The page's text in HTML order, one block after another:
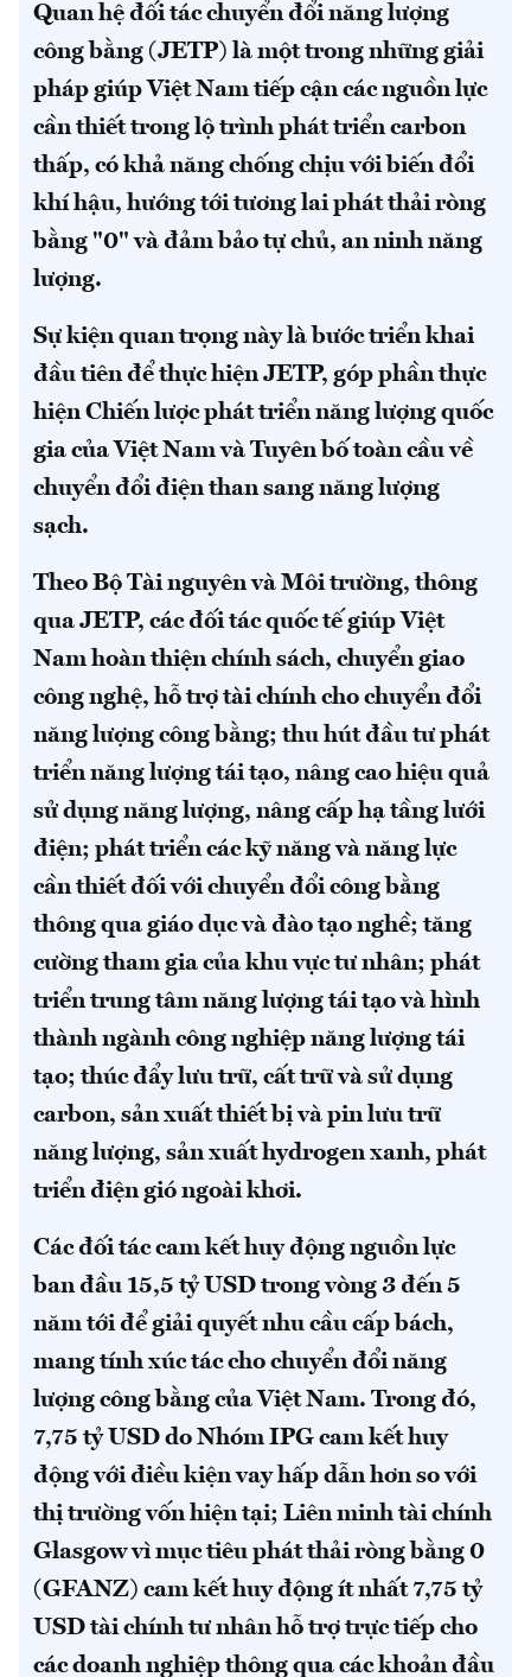
Quan hệ đối tác chuyển đổi năng lượng
công bằng (JETP) là một trong những giải
pháp giúp Việt Nam tiếp cận các nguồn lực
cần thiết trong lộ trình phát triển carbon
thấp, có khả năng chống chịu với biến đổi
khí hậu, hướng tới tương lai phát thải ròng
bằng "0" và đảm bảo tự chủ, an ninh năng
lượng.
Sự kiện quan trọng này là bước triển khai
đầu tiên để thực hiện JETP, góp phần thực
hiện Chiến lược phát triển năng lượng quốc
gia của Việt Nam và Tuyên bố toàn cầu về
chuyển đổi điện than sang năng lượng
sạch.
Theo Bộ Tài nguyên và Môi trường, thông
qua JETP, các đối tác quốc tế giúp Việt
Nam hoàn thiện chính sách, chuyển giao
công nghệ, hỗ trợ tài chính cho chuyển đổi
năng lượng công bằng; thu hút đầu tư phát
triển năng lượng tái tạo, nâng cao hiệu quả
sử dụng năng lượng, nâng cấp hạ tầng lưới
điện; phát triển các kỹ năng và năng lực
cần thiết đối với chuyển đổi công bằng
thông qua giáo dục và đào tạo nghề; tăng
cường tham gia của khu vực tư nhân; phát
triển trung tâm năng lượng tái tạo và hình
thành ngành công nghiệp năng lượng tái
tạo; thúc đẩy lưu trữ, cất trữ và sử dụng
carbon, sản xuất thiết bị và pin lưu trữ
năng lượng, sản xuất hydrogen xanh, phát
triển điện gió ngoài khơi.
Các đối tác cam kết huy động nguồn lực
ban đầu 15,5 tỷ USD trong vòng 3 đến 5
năm tới để giải quyết nhu cầu cấp bách,
mang tính xúc tác cho chuyển đổi năng
lượng công bằng của Việt Nam. Trong đó,
7,75 tỷ USD do Nhóm IPG cam kết huy
động với điều kiện vay hấp dẫn hơn so với
thị trường vốn hiện tại; Liên minh tài chính
Glasgow vì mục tiêu phát thải ròng bằng 0
(GFANZ) cam kết huy động ít nhất 7,75 tỷ
USD tài chính tư nhân hỗ trợ trực tiếp cho
các doanh nghiệp thông qua các khoản đầu